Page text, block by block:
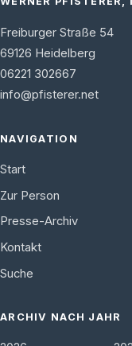
Freiburger Straße 54
69126 Heidelberg
06221 302667
info@pfisterer.net
NAVIGATION
Start
Zur Person
Presse-Archiv
Kontakt
Suche
ARCHIV NACH JAHR